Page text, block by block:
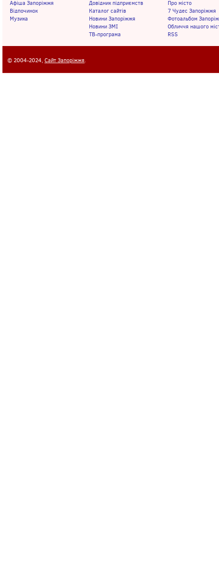
Афіша Запоріжжя
Відпочинок
Музика
Довідник підприємств
Каталог сайтів
Новини Запоріжжя
Новини ЗМІ
ТВ-програма
Про місто
7 Чудес Запоріжжя
Фотоальбом
Обличчя нашого
RSS
© 2004-2024, Сайт Запоріжжя.